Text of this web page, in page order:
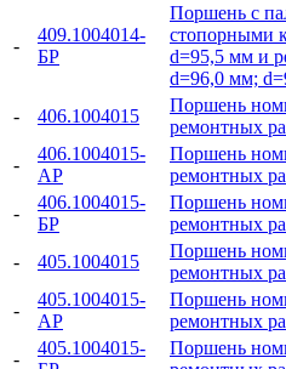
-
409.1004014-
БР
Поршень с
стопорными
d=95,5 мм и
d=96,0 мм;
- 406.1004015
Поршень
ремонтных
-
406.1004015-
АР
Поршень
ремонтных
-
406.1004015-
БР
Поршень
ремонтных
-
405.1004015
Поршень
ремонтных
-
405.1004015-
АР
Поршень
ремонтных
-
405.1004015-
Поршень